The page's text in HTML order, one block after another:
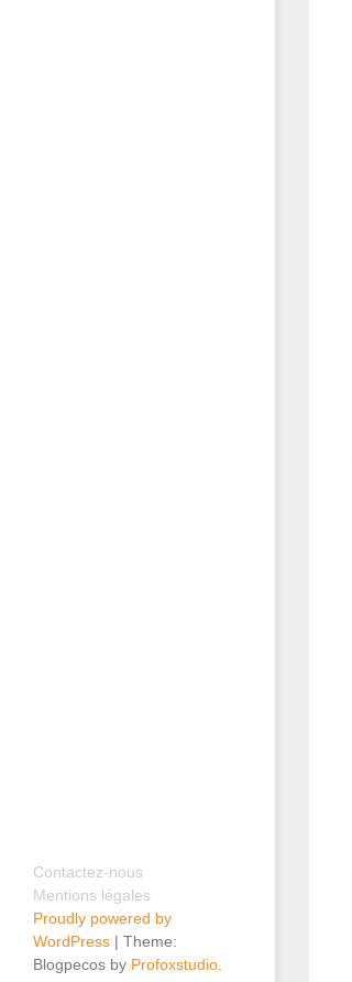
Contactez-nous
Mentions légales
Proudly powered by
WordPress | Theme:
Blogpecos by Profoxstudio